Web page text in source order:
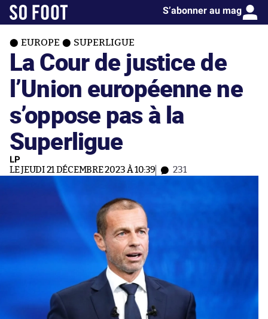
S’abonner au mag
EUROPE SUPERLIGUE
La Cour de justice de
l’Union européenne ne
s’oppose pas à la
Superligue
LP
LE JEUDI 21 DÉCEMBRE 2023 À 10:39 231